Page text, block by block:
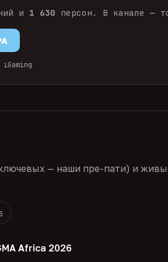
и 1 630 персон. В канале —
— наши пре-пати) и
Africa 2026